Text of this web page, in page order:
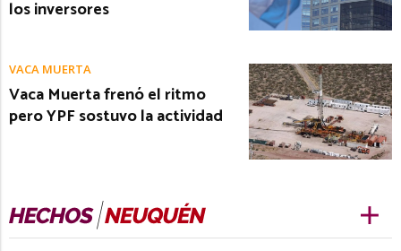
los inversores
VACA MUERTA
Vaca Muerta frenó el ritmo
pero YPF sostuvo la actividad